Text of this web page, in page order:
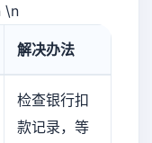
\n
解决办法
检查银行扣
款记录，等